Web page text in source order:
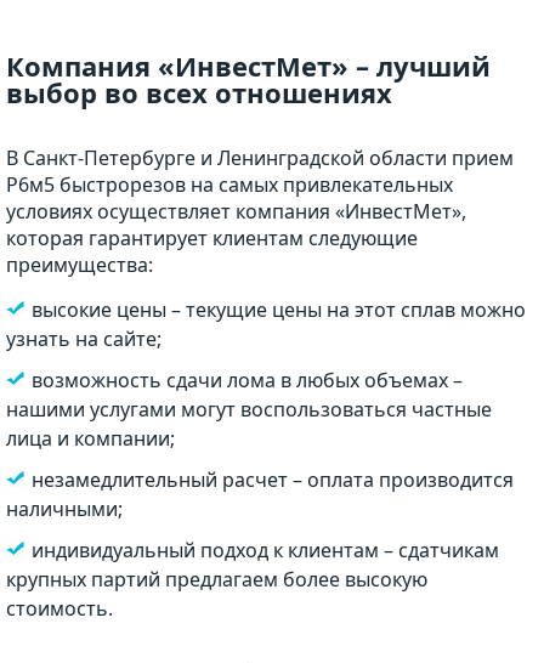
Компания «ИнвестМет» – лучший
выбор во всех отношениях
В Санкт-Петербурге и Ленинградской области прием
Р6м5 быстрорезов на самых привлекательных
условиях осуществляет компания «ИнвестМет»,
которая гарантирует клиентам следующие
преимущества:
высокие цены – текущие цены на этот сплав можно
узнать на сайте;
возможность сдачи лома в любых объемах –
нашими услугами могут воспользоваться частные
лица и компании;
незамедлительный расчет – оплата производится
наличными;
индивидуальный подход к клиентам – сдатчикам
крупных партий предлагаем более высокую
стоимость.